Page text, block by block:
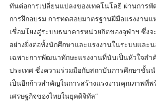
ทันต่อการเปลี่ยนแปลงของเทคโนโลยี ผ่านการ
การฝึกอบรม การทดสอบมาตรฐานฝีมือแรงงานแ
เชื่อมโยงสู่ระบบธนาคารหน่วยกิตของจุฬาฯ ซึ่ง
อย่างยิ่งต่อทั้งนักศึกษาและแรงงานในระบบและ
เฉพาะการพัฒนาทักษะแรงงานที่นับเป็นหัวใจสำ
ประเทศ ซึ่งความร่วมมือกับสถาบันการศึกษาชั้นน
เป็นอีกก้าวสำคัญในการสร้างแรงงานคุณภาพที่พ
เศรษฐกิจของไทยในยุคดิจิทัล”